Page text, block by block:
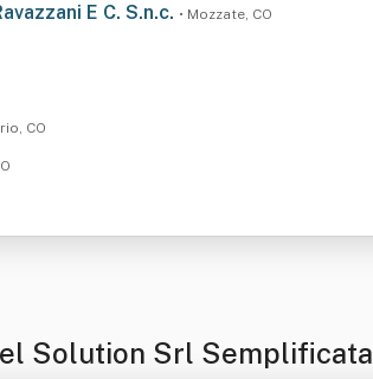
E C. S.n.c. • Mozzate, CO
CO
Solution Srl Semplificata